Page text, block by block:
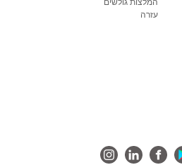
המלצות גולשים
עזרה